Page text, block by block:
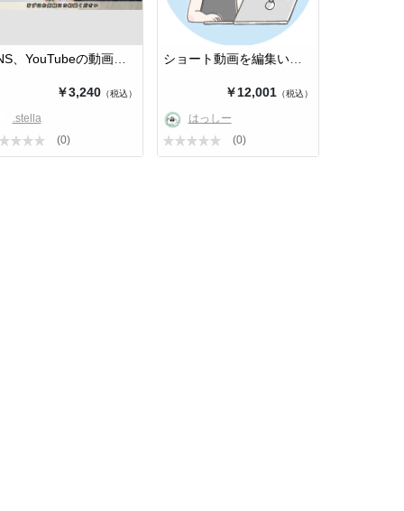
れるようにしたいという想いで
ケアコーチで身体の内側から健康、美容サポートも提
手パーソナルジム研修トレーナーがお一人お一人に
ニングを提供。
SNS、YouTubeの動画編集に迷ったらお…
￥3,240（税込）
.stella
(0)
ショート動画を編集いたします
￥12,001（税込）
はっしー
(0)